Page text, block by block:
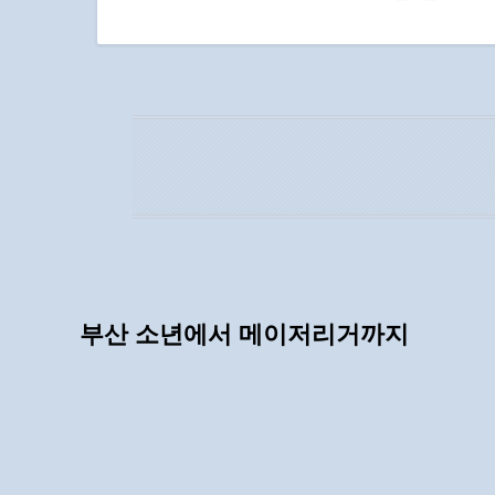
부산 소년에서 메이저리거까지